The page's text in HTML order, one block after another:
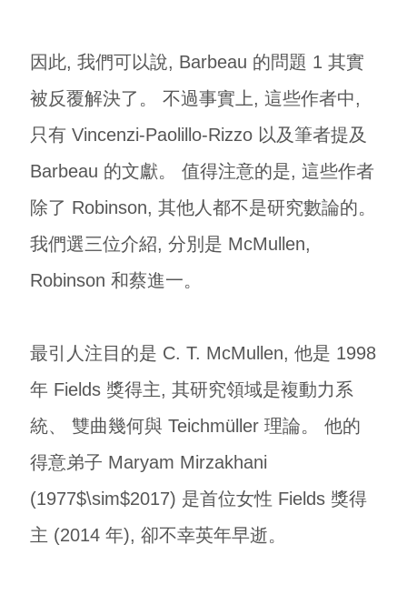
因此, 我們可以說, Barbeau 的問題 1 其實
被反覆解決了。 不過事實上, 這些作者中,
只有 Vincenzi-Paolillo-Rizzo 以及筆者提及
Barbeau 的文獻。 值得注意的是, 這些作者
除了 Robinson, 其他人都不是研究數論的。
我們選三位介紹, 分別是 McMullen,
Robinson 和蔡進一。
最引人注目的是 C. T. McMullen, 他是 1998
年 Fields 獎得主, 其研究領域是複動力系
統、 雙曲幾何與 Teichmüller 理論。 他的
得意弟子 Maryam Mirzakhani
(1977$\sim$2017) 是首位女性 Fields 獎得
主 (2014 年), 卻不幸英年早逝。